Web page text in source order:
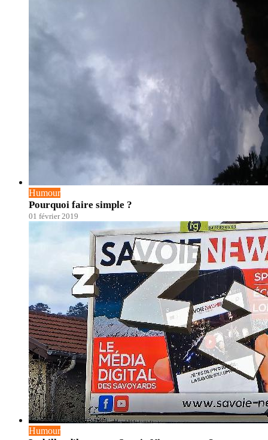
Humour
Pourquoi faire simple ?
01 février 2019
Humour